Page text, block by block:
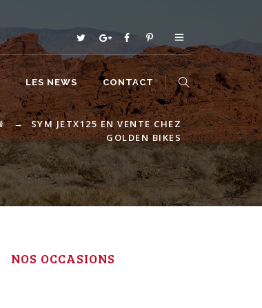
LES NEWS CONTACT
→SYM JETX125 EN VENTE CHEZ
GOLDEN BIKES
NOS OCCASIONS